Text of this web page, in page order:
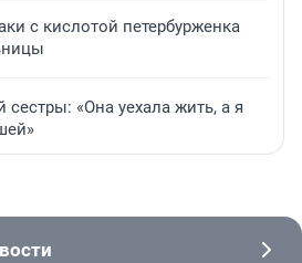
с кислотой петербурженка
«Она уехала жить, а я